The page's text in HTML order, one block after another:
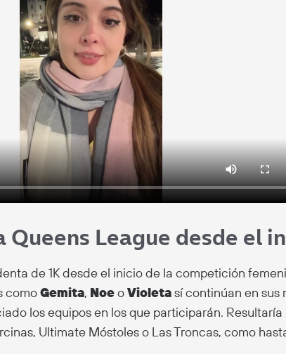
Queens League desde el
de 1K desde el inicio de la competición
comoGemita, NoeoVioletasí continúan en sus
los equipos en los que participarán.
Ultimate Móstoles o Las Troncas, como